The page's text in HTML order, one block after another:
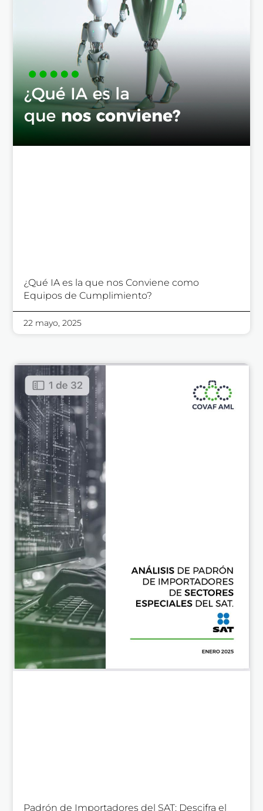
¿Qué IA es la que nos Conviene como
Equipos de Cumplimiento?
22 mayo, 2025
Padrón de Importadores del SAT: Descifra el